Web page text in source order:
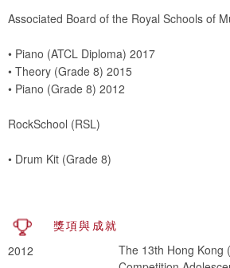
Associated Board of the Royal Schools of
• Piano (ATCL Diploma) 2017
• Theory (Grade 8) 2015
• Piano (Grade 8) 2012
RockSchool (RSL)
• Drum Kit (Grade 8)
獎項與成就
2012
The 13th Hong Kong